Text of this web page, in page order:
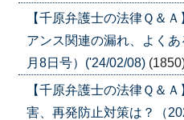
【千原弁護士の法律Ｑ
アンス関連の漏れ、よく
月8日号）('24/02/08)
【千原弁護士の法律Ｑ
害、再発防止対策は？（